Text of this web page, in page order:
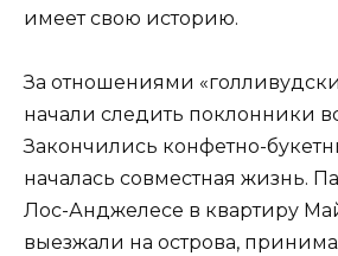
имеет свою историю.
За отношениями
начали следить поклонники
Закончились конфетно-
началась совместная жизнь.
Лос-Анджелесе в квартиру
выезжали на острова,